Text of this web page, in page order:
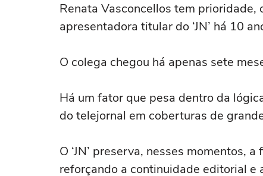
Renata Vasconcellos tem prioridade,
apresentadora titular do ‘JN’ há 10
O colega chegou há apenas sete
Há um fator que pesa dentro da
do telejornal em coberturas de
O ‘JN’ preserva, nesses momentos,
reforçando a continuidade editorial e